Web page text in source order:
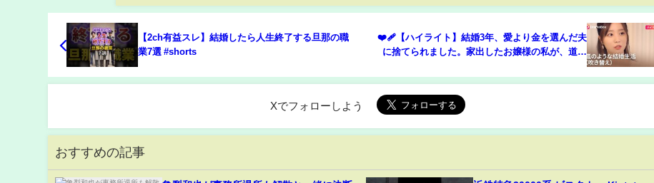
【2ch有益スレ】結婚したら人生終了する旦那の職
業7選 #shorts
❤️‍🩹【ハイライト】結婚3年、愛より金を選んだ夫
に捨てられました。家出したお嬢様の私が、道端
復讐を始めるわ！| DramaBox
Xでフォローしよう
おすすめの記事